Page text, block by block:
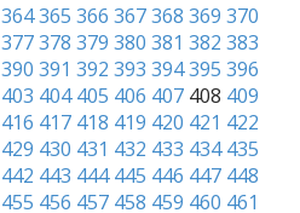
364365 366 367368 369 370
377378 379 380 381 382 383
390 391 392 393 394395 396
403 404 405 406 407 408 409
416 417 418 419 420 421 422
429 430 431 432 433 434 435
442 443 444 445 446 447 448
455 456 457 458 459 460 461